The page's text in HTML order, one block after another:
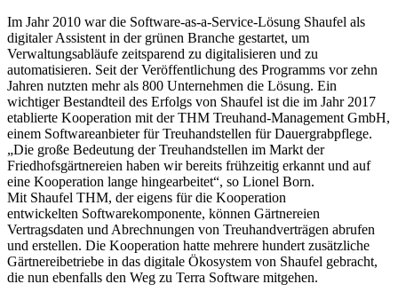
Im Jahr 2010 war die Software-as-a-Service-Lösung Shaufel als
digitaler Assistent in der grünen Branche gestartet, um
Verwaltungsabläufe zeitsparend zu digitalisieren und zu
automatisieren. Seit der Veröffentlichung des Programms vor zehn
Jahren nutzten mehr als 800 Unternehmen die Lösung. Ein
wichtiger Bestandteil des Erfolgs von Shaufel ist die im Jahr 2017
etablierte Kooperation mit der THM Treuhand-Management GmbH,
einem Softwareanbieter für Treuhandstellen für Dauergrabpflege.
„Die große Bedeutung der Treuhandstellen im Markt der
Friedhofsgärtnereien haben wir bereits frühzeitig erkannt und auf
eine Kooperation lange hingearbeitet“, so Lionel Born.
Mit Shaufel THM, der eigens für die Kooperation
entwickelten Softwarekomponente, können Gärtnereien
Vertragsdaten und Abrechnungen von Treuhandverträgen abrufen
und erstellen. Die Kooperation hatte mehrere hundert zusätzliche
Gärtnereibetriebe in das digitale Ökosystem von Shaufel gebracht,
die nun ebenfalls den Weg zu Terra Software mitgehen.